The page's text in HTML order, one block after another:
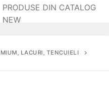
PRODUSE DIN CATALOG
NEW
LACURI, TENCUIELI